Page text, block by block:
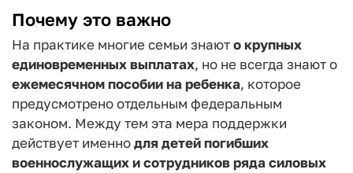
Почему это важно
На практике многие семьи знаюто крупных
единовременных выплатах, но не всегда знают о
ежемесячном пособии на ребенка, которое
предусмотрено отдельным федеральным
законом. Между тем эта мера поддержки
действует именнодля детей погибших
военнослужащих и сотрудников ряда силовых